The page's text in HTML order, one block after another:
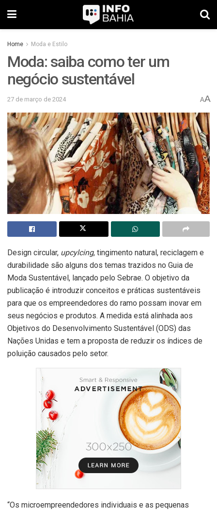
Home Moda e Estilo
Moda: saiba como ter um
negócio sustentável
27 de março de 2024 AA
Design circular, upcylcing, tingimento natural, reciclagem e
durabilidade são alguns dos temas trazidos no Guia de
Moda Sustentável, lançado pelo Sebrae. O objetivo da
publicação é introduzir conceitos e práticas sustentáveis
para que os empreendedores do ramo possam inovar em
seus negócios e produtos. A medida está alinhada aos
Objetivos do Desenvolvimento Sustentável (ODS) das
Nações Unidas e tem a proposta de reduzir os índices de
poluição causados pelo setor.
“Os microempreendedores individuais e as pequenas